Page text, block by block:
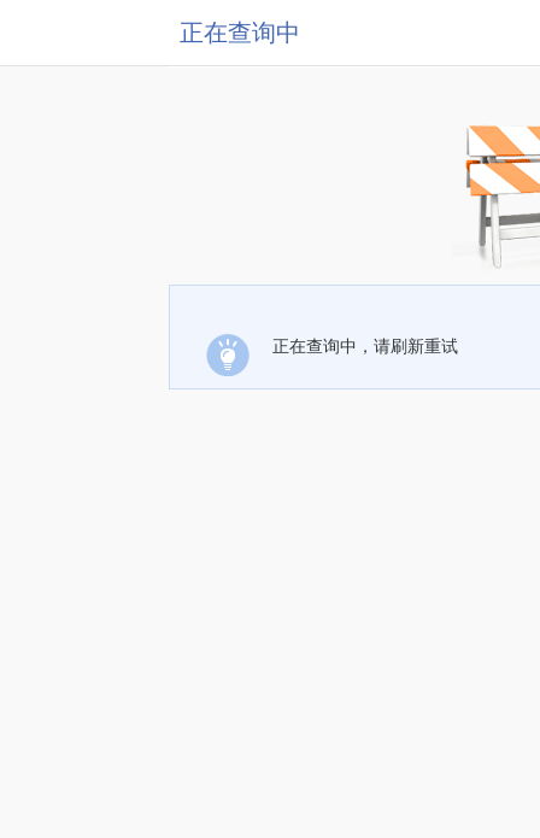
正在查询中
正在查询中，请刷新重试